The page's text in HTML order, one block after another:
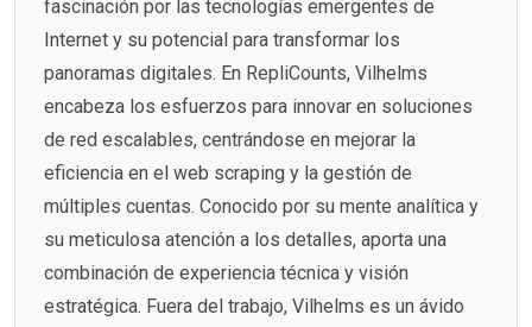
fascinación por las tecnologías emergentes de
Internet y su potencial para transformar los
panoramas digitales. En RepliCounts, Vilhelms
encabeza los esfuerzos para innovar en soluciones
de red escalables, centrándose en mejorar la
eficiencia en el web scraping y la gestión de
múltiples cuentas. Conocido por su mente analítica y
su meticulosa atención a los detalles, aporta una
combinación de experiencia técnica y visión
estratégica. Fuera del trabajo, Vilhelms es un ávido